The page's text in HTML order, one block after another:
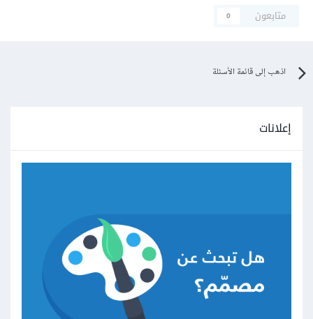
متابعون
0
اذهب إلى قائمة الأسئلة
إعلانات